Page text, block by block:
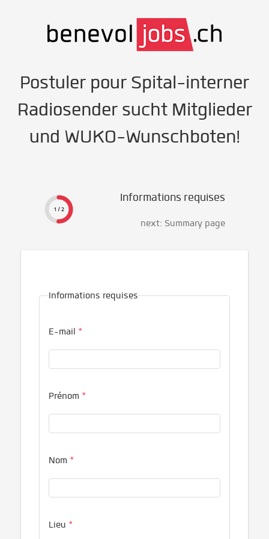
Postuler pour Spital-interner
Radiosender sucht Mitglieder
und WUKO-Wunschboten!
1 / 2
Informations requises
next: Summary page
Informations requises
E-mail *
Prénom *
Nom *
Lieu *